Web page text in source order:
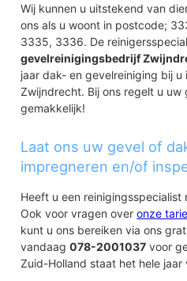
Begraafplaats Noord
Officiervliet-Oost
Officiervliet-West
Ter Steeghe
Pilotenbuurt
Langeraarstraat
Hoveniersplein - Griend
Verspreide huizen
De Geer-Oost
Achterlindtsestraat
Kijfhoek
Emplacement Kijfhoek"
Groenesteeg - Langeweg
Bakestein"
Wij kunnen u uitstekend van
ons als u woont in postcode;
3335, 3336. De
gevelreinigingsbedrijf
jaar dak- en gevelreiniging bij u
Zwijndrecht. Bij ons regelt u uw
gemakkelijk!
Laat ons uw gevel of
impregneren en/of
Heeft u een
Ook voor vragen overonze
kunt u ons bereiken via ons
vandaag078-2001037 voor
Zuid-Holland staat het hele jaar